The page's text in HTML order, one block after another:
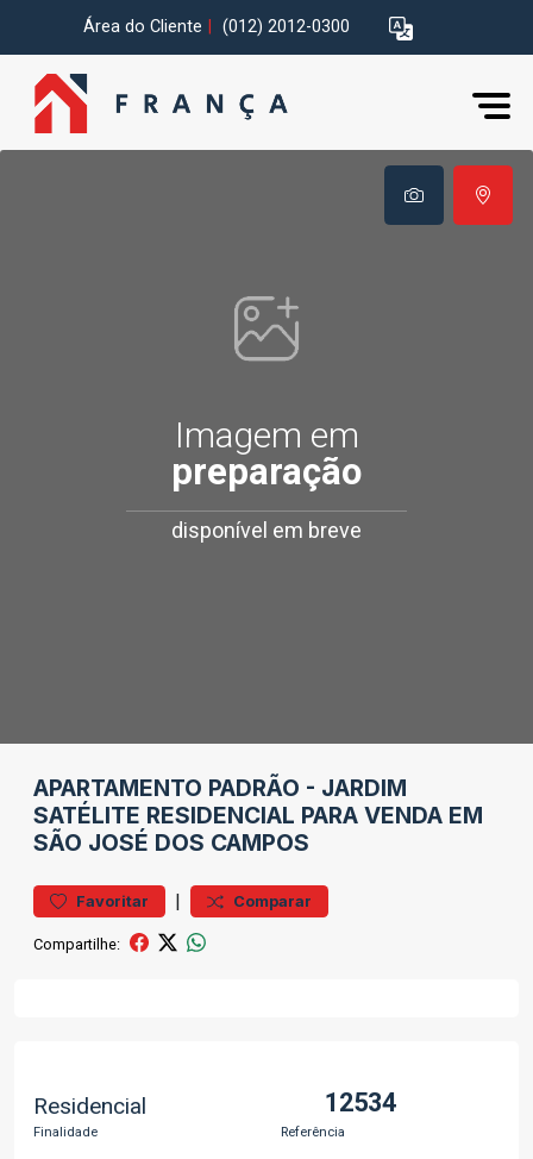
Área do Cliente (012) 2012-0300
Imagem em
preparação
disponível em breve
APARTAMENTO PADRÃO - JARDIM
SATÉLITE RESIDENCIAL PARA VENDA EM
SÃO JOSÉ DOS CAMPOS
Favoritar | Comparar
Compartilhe:
Residencial
Finalidade
12534
Referência